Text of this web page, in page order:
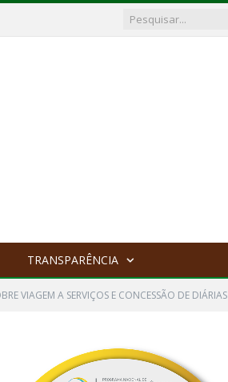
TRANSPARÊNCIA
VIAGEM A SERVIÇOS E CONCESSÃO DE DIÁRIAS